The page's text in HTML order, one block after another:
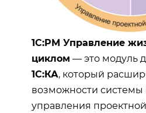
1С:PM Управление
циклом — это модуль
1С:КА, который
возможности системы
управления